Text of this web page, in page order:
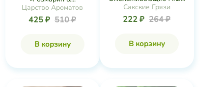
Царство Ароматов
425 ₽ 510 ₽
В корзину
Сакские Грязи
222 ₽ 264 ₽
В корзину